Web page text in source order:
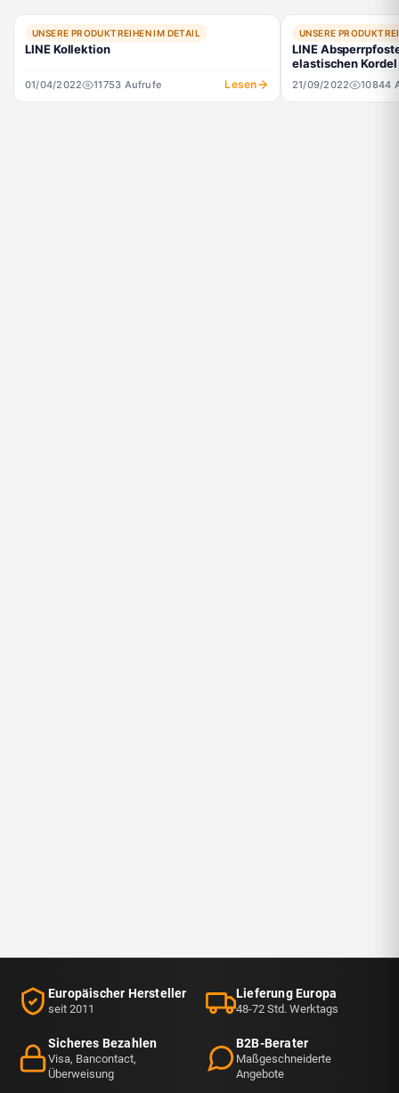
UNSERE PRODUKTREIHEN IM DETAIL
LINE Kollektion
01/04/2022 11753 Aufrufe Lesen
UNSERE
LINE
elastischen Kordel
21/09/2022 10844
Europäischer Hersteller
seit 2011
Lieferung Europa
48-72 Std. Werktags
Sicheres Bezahlen
Visa, Bancontact,
Überweisung
B2B-Berater
Maßgeschneiderte
Angebote